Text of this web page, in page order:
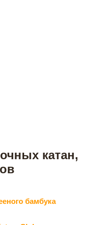
катан,
бамбука